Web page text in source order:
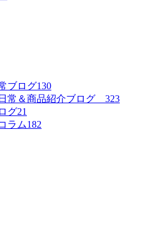
ブログ130
＆商品紹介ブログ 323
グ21
ラム182